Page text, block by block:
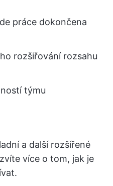
práce dokončena
rozšiřování rozsahu
týmu
a další rozšířené
více o tom, jak je